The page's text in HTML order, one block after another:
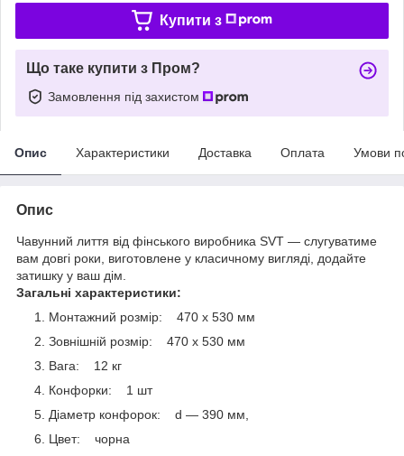
Купити з
Що таке купити з Пром?
Замовлення під захистом
Опис Характеристики Доставка Оплата Умови
Опис
Чавунний лиття від фінського виробника SVT — слугуватиме
вам довгі роки, виготовлене у класичному вигляді, додайте
затишку у ваш дім.
Загальні характеристики:
Монтажний розмір: 470 х 530 мм
Зовнішній розмір: 470 х 530 мм
Вага: 12 кг
Конфорки: 1 шт
Діаметр конфорок: d — 390 мм,
Цвет: чорна